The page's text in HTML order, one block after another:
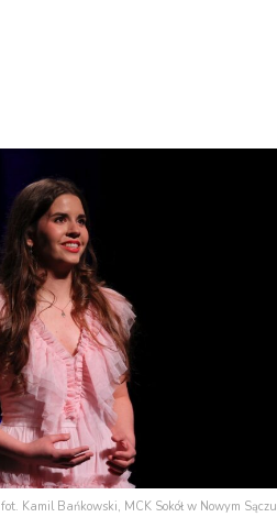
fot. Kamil Bańkowski, MCK Sokół w Nowym Sączu